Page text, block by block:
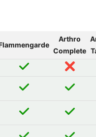
Arthro
Complete